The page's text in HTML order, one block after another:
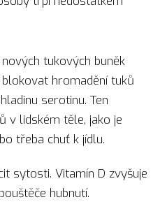
tukových buněk
blokovat hromadění tuků
serotinu. Ten
v lidském těle, jako je
třeba chuť k jídlu.
sytosti. Vitamín D zvyšuje
hubnutí.